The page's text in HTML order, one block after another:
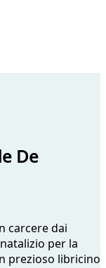
De
carcere dai
per la
prezioso libricino